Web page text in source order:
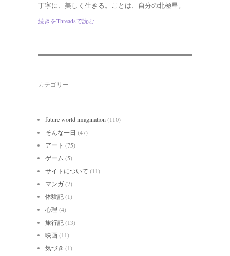
丁寧に、美しく生きる。ことは、自分の北極星。
続きをThreadsで読む
カテゴリー
future world imagination(110)
そんな一日 (47)
アート (75)
ゲーム (5)
サイトについて (11)
マンガ(7)
体験記(1)
心理 (4)
旅行記(13)
映画(11)
気づき (1)